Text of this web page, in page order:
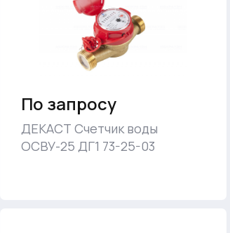
По запросу
ДЕКАСТ Счетчик воды
ОСВУ-25 ДГ1 73-25-03